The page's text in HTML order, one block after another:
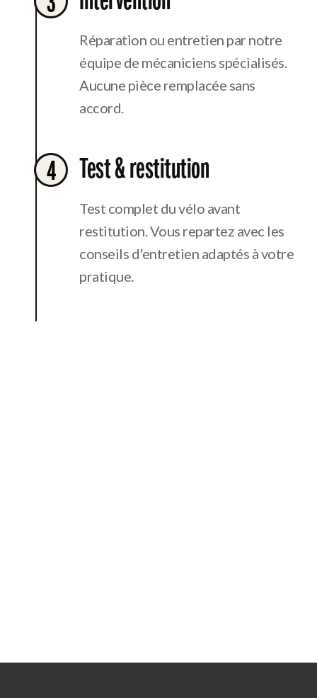
Réparation ou entretien par notre
équipe de mécaniciens spécialisés.
Aucune pièce remplacée sans
accord.
Test & restitution
Test complet du vélo avant
restitution. Vous repartez avec les
conseils d'entretien adaptés à votre
pratique.
4